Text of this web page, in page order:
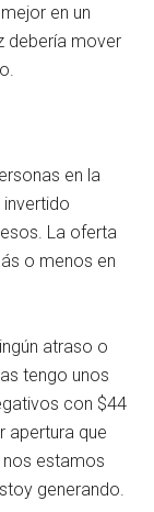
en un
debería mover
en la
invertido
La oferta
o menos en
atraso o
tengo unos
con $44
apertura que
nos estamos
generando.